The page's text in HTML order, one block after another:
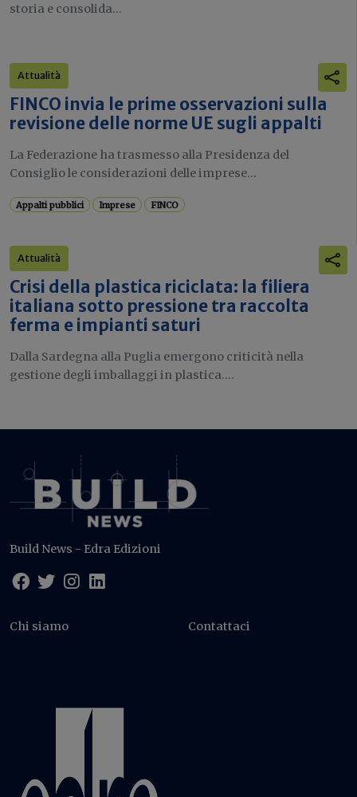
storia e consolida...
Attualità
FINCO invia le prime osservazioni sulla
revisione delle norme UE sugli appalti
La Federazione ha trasmesso alla Presidenza del
Consiglio le considerazioni delle imprese...
Appalti pubblici Imprese FINCO
Attualità
Crisi della plastica riciclata: la filiera
italiana sotto pressione tra raccolta
ferma e impianti saturi
Dalla Sardegna alla Puglia emergono criticità nella
gestione degli imballaggi in plastica....
Build News - Edra Edizioni
Chi siamo Contattaci